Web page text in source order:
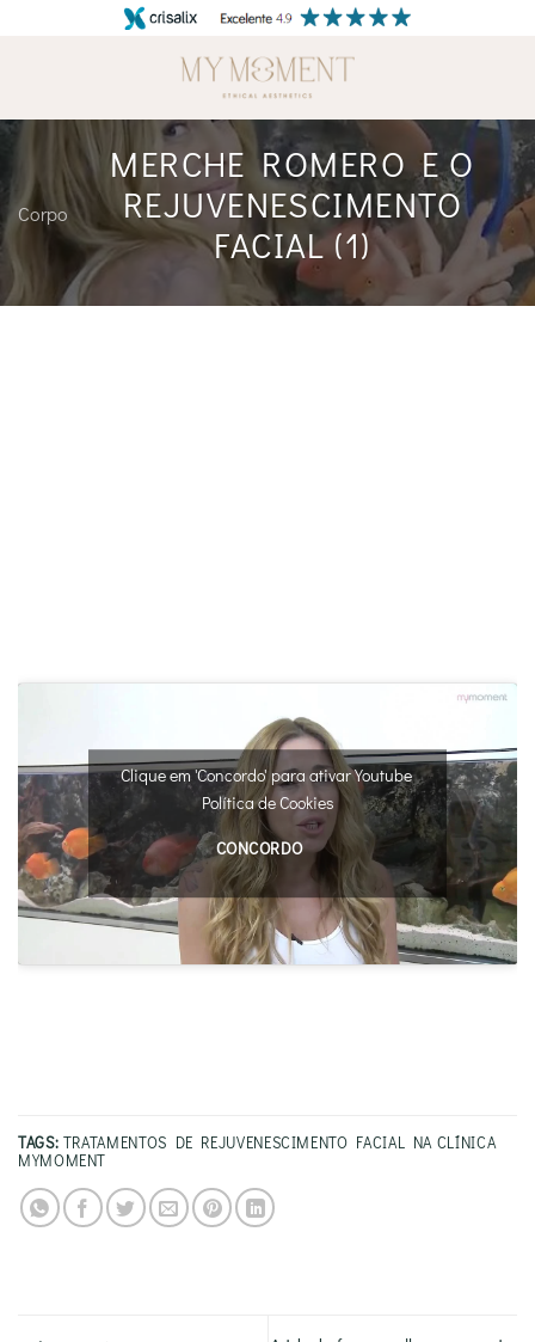
Corpo
MERCHE ROMERO E O
REJUVENESCIMENTO
FACIAL (1)
Clique em 'Concordo' para ativar Youtube
Política de Cookies
CONCORDO
TAGS: TRATAMENTOS DE REJUVENESCIMENTO FACIAL NA CLÍNICA
MYMOMENT